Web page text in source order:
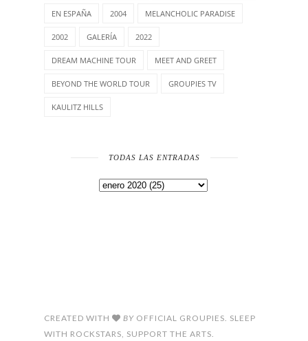
EN ESPAÑA 2004 MELANCHOLIC PARADISE
2002 GALERÍA 2022
DREAM MACHINE TOUR MEET AND GREET
BEYOND THE WORLD TOUR GROUPIES TV
KAULITZ HILLS
TODAS LAS ENTRADAS
CREATED WITH BY OFFICIAL GROUPIES. SLEEP
WITH ROCKSTARS, SUPPORT THE ARTS.